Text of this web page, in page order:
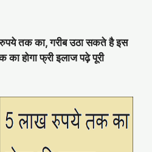
तक का, गरीब उठा सकते है इस
होगा फ्री इलाज पढ़े पूरी